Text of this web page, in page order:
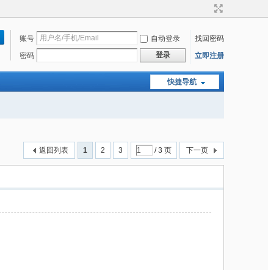
账号 自动登录
找回密码
密码
登录 立即注册
快捷导航
1 2 3 / 3 页 下一页
返回列表